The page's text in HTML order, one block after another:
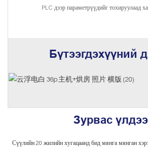
PLC дээр параметрүүдийг тохируулаад
Бүтээгдэхүүний
Зурвас
Сүүлийн 20 жилийн хугацаанд бид мянга мянган